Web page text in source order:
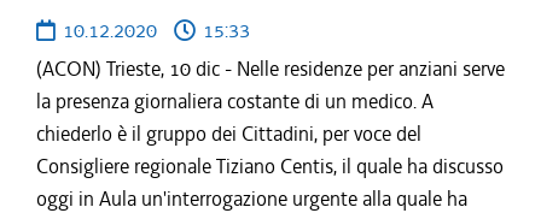
10.12.2020
15:33
(ACON) Trieste, 10 dic - Nelle residenze per anziani serve
la presenza giornaliera costante di un medico. A
chiederlo è il gruppo dei Cittadini, per voce del
Consigliere regionale Tiziano Centis, il quale ha discusso
oggi in Aula un'interrogazione urgente alla quale ha